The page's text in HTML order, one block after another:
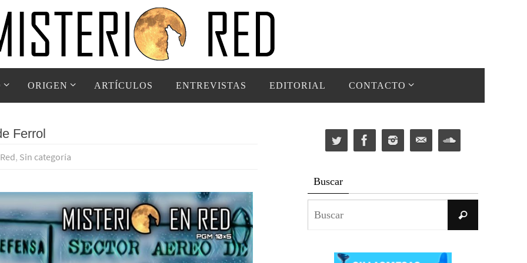
ORIGEN ARTÍCULOS ENTREVISTAS EDITORIAL CONTACTO
Ferrol
, Sin categoría
Buscar
Buscar